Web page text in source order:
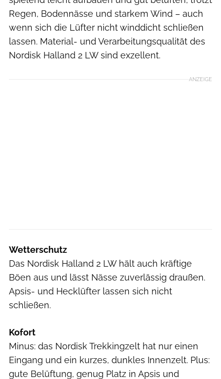
Regen, Bodennässe und starkem Wind – auch
wenn sich die Lüfter nicht winddicht schließen
lassen. Material- und Verarbeitungsqualität des
Nordisk Halland 2 LW sind exzellent.
ANZEIGE
Wetterschutz
Das Nordisk Halland 2 LW hält auch kräftige
Böen aus und lässt Nässe zuverlässig draußen.
Apsis- und Hecklüfter lassen sich nicht
schließen.
Kofort
Minus: das Nordisk Trekkingzelt hat nur einen
Eingang und ein kurzes, dunkles Innenzelt. Plus:
gute Belüftung, genug Platz in Apsis und